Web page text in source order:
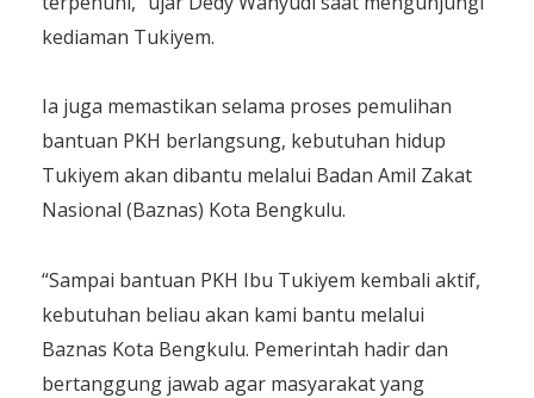
kediaman Tukiyem.
Ia juga memastikan selama proses pemulihan
bantuan PKH berlangsung, kebutuhan hidup
Tukiyem akan dibantu melalui Badan Amil Zakat
Nasional (Baznas) Kota Bengkulu.
“Sampai bantuan PKH Ibu Tukiyem kembali aktif,
kebutuhan beliau akan kami bantu melalui
Baznas Kota Bengkulu. Pemerintah hadir dan
bertanggung jawab agar masyarakat yang